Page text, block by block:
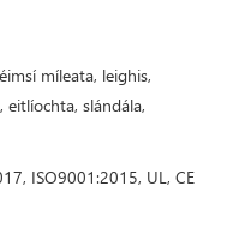
míleata, leighis,
slándála,
ISO9001:2015, UL, CE